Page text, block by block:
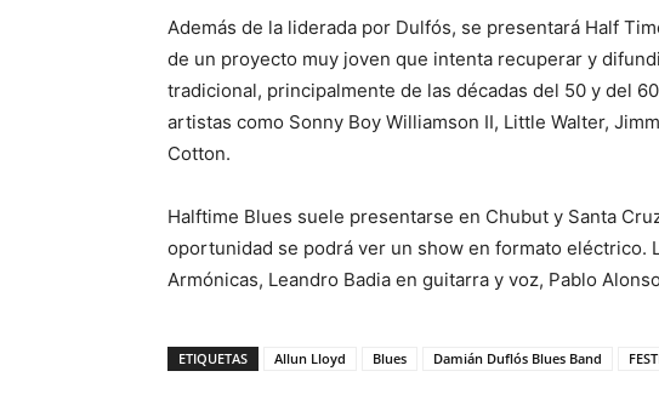
Además de la liderada por Dulfós, se presentará Half
de un proyecto muy joven que intenta recuperar y
tradicional, principalmente de las décadas del 50 y del
artistas como Sonny Boy Williamson II, Little Walter,
Cotton.
Halftime Blues suele presentarse en Chubut y Santa
oportunidad se podrá ver un show en formato eléctrico.
Armónicas, Leandro Badia en guitarra y voz, Pablo
ETIQUETAS Allun Lloyd Blues Damián Duflós Blues Band